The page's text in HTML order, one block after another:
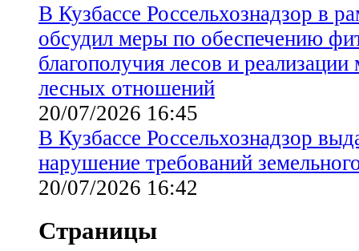
В Кузбассе Россельхознадзор в
обсудил меры по обеспечению
благополучия лесов и
лесных отношений
20/07/2026 16:45
В Кузбассе Россельхознадзор
нарушение требований
20/07/2026 16:42
Страницы